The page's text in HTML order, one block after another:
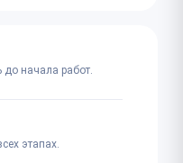
до начала работ.
этапах.